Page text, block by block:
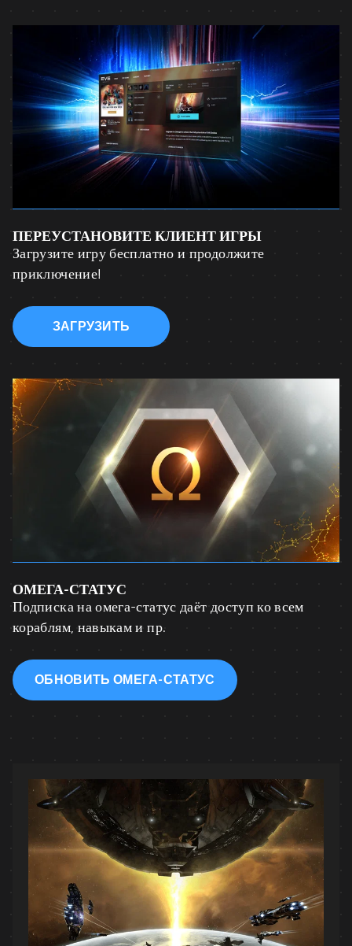
ПЕРЕУСТАНОВИТЕ КЛИЕНТ ИГРЫ
Загрузите игру бесплатно и продолжите
приключение!
ЗАГРУЗИТЬ
ОМЕГА-СТАТУС
Подписка на омега-статус даёт доступ ко всем
кораблям, навыкам и пр.
ОБНОВИТЬ ОМЕГА-СТАТУС